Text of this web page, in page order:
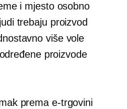
i mjesto osobno
trebaju proizvod
više vole
proizvode
prema e-trgovini